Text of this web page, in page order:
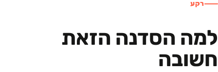
רקע
למה הסדנה הזאת
חשובה